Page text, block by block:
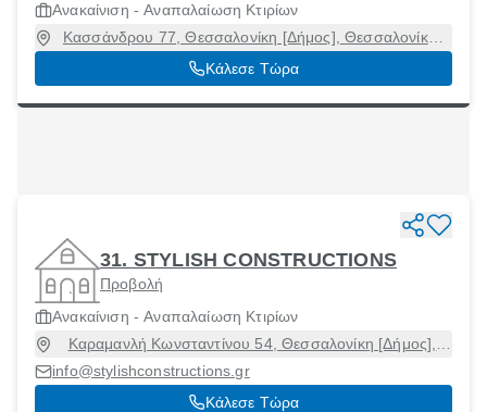
Ανακαίνιση - Αναπαλαίωση Κτιρίων
Κασσάνδρου 77, Θεσσαλονίκη [Δήμος], Θεσσαλονίκη,
54633
Κάλεσε Τώρα
31. STYLISH CONSTRUCTIONS
Προβολή
Ανακαίνιση - Αναπαλαίωση Κτιρίων
Καραμανλή Κωνσταντίνου 54, Θεσσαλονίκη [Δήμος],
Θεσσαλονίκη, 54639
info@stylishconstructions.gr
Κάλεσε Τώρα